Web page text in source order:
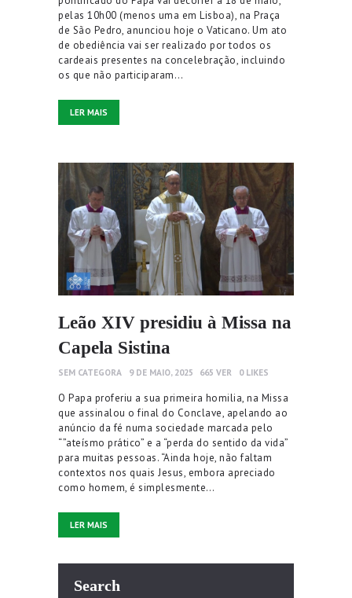
pelas 10h00 (menos uma em Lisboa), na Praça
de São Pedro, anunciou hoje o Vaticano. Um ato
de obediência vai ser realizado por todos os
cardeais presentes na concelebração, incluindo
os que não participaram…
LER MAIS
Leão XIV presidiu à Missa na
Capela Sistina
SEM CATEGORA 9 DE MAIO, 2025 665 VER 0 LIKES
O Papa proferiu a sua primeira homilia, na Missa
que assinalou o final do Conclave, apelando ao
anúncio da fé numa sociedade marcada pelo
“”ateísmo prático” e a “perda do sentido da vida”
para muitas pessoas. “Ainda hoje, não faltam
contextos nos quais Jesus, embora apreciado
como homem, é simplesmente…
LER MAIS
Search